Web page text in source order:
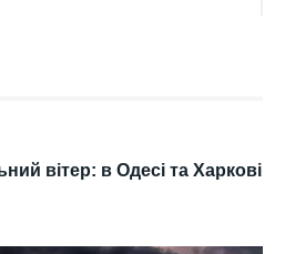
вітер: в Одесі та Харкові